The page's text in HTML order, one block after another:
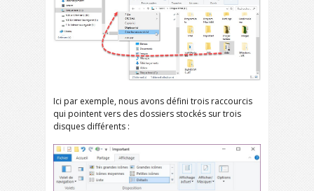
Ici par exemple, nous avons défini trois raccourcis
qui pointent vers des dossiers stockés sur trois
disques différents :